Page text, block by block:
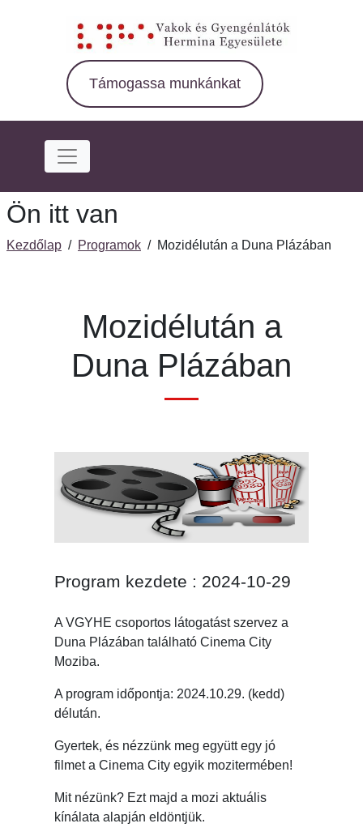
Támogassa munkánkat
Ön itt van
Kezdőlap / Programok /Mozidélután a Duna Plázában
Mozidélután a
Duna Plázában
Program kezdete : 2024-10-29
A VGYHE csoportos látogatást szervez a
Duna Plázában található Cinema City
Moziba.
A program időpontja: 2024.10.29. (kedd)
délután.
Gyertek, és nézzünk meg együtt egy jó
filmet a Cinema City egyik mozitermében!
Mit nézünk? Ezt majd a mozi aktuális
kínálata alapján eldöntjük.